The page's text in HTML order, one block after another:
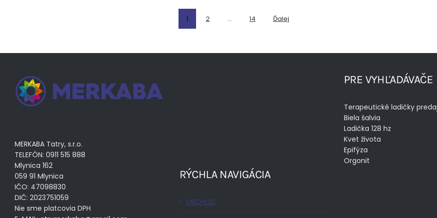
1 2 … 14 Ďalej
MERKABA Tatry, s.r.o.
TELEFÓN: 0911 515 888
Mlynica 162
059 91 Mlynica
IČO: 47098830
DIČ: 2023751059
Nie sme platcovia DPH
PRE VYHĽADÁVAČE
Terapeutické ladičky
Biela šalvia
Ladička 128 hz
Kvet života
Epifýza
Orgonit
RÝCHLA NAVIGÁCIA
OBCHOD